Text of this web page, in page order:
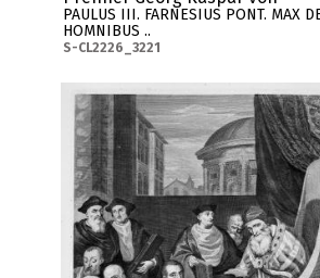
PAULUS III. FARNESIUS PONT. MAX
HOMNIBUS ..
S-CL2226_3221